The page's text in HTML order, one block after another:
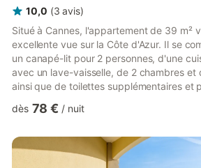
10,0 (3 avis)
Situé à Cannes, l'appartement de 39 m²
excellente vue sur la Côte d'Azur. Il se
un canapé-lit pour 2 personnes, d'une
avec un lave-vaisselle, de 2 chambres et
ainsi que de toilettes supplémentaires et
appels en vidéo), d'une télévision, de la
également fourni. Vous disposerez d'un
profiter de l'espace extérieur partagé,
dès 78 € / nuit